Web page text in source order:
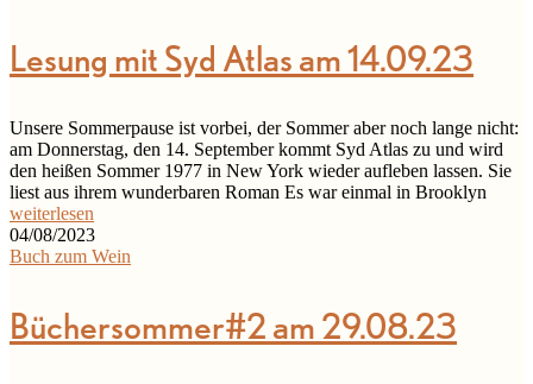
Lesung mit Syd Atlas am 14.09.23
Unsere Sommerpause ist vorbei, der Sommer aber noch lange nicht:
am Donnerstag, den 14. September kommt Syd Atlas zu und wird
den heißen Sommer 1977 in New York wieder aufleben lassen. Sie
liest aus ihrem wunderbaren Roman Es war einmal in Brooklyn
weiterlesen
04/08/2023
Buch zum Wein
Büchersommer#2 am 29.08.23